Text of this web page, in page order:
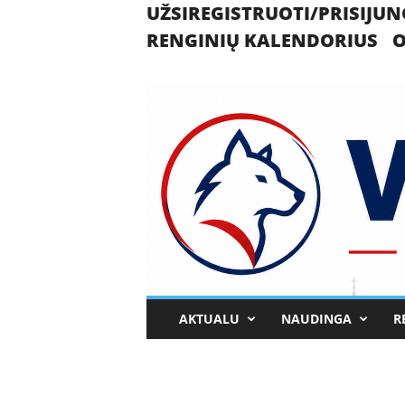
UŽSIREGISTRUOTI/
RENGINIŲ KALENDORIUS
m
AKTUALU NAUDINGA